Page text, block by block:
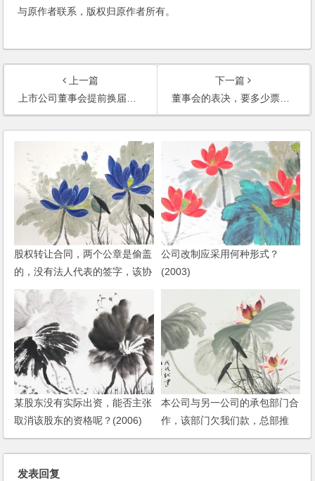
与原作者联系，版权归原作者所有。
上一篇
上市公司董事会提前换届，原独立董事是否需要就新提名独董人选发表独立意见？
下一篇
董事会的表决，要多少票数才能通过？增资扩股或配股方案这样的决议，需全票通过吗？
股权转让合同，两个公章是偷盖
的，没有法人代表的签字，该协
议是否生效？如何处理？
公司改制应采用何种形式？
(2003)
某股东没有实际出资，能否主张
取消该股东的资格呢？(2006)
本公司与另一公司的承包部门合
作，该部门欠我们款，总部推
搪，如何要回款项？
发表回复